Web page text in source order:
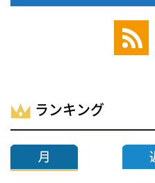
ランキング